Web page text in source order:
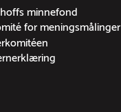
minnefond
for meningsmålinger